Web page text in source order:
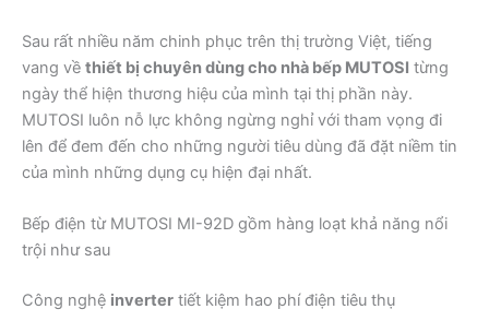
Sau rất nhiều năm chinh phục trên thị trường Việt, tiếng
vang về thiết bị chuyên dùng cho nhà bếp MUTOSI từng
ngày thể hiện thương hiệu của mình tại thị phần này.
MUTOSI luôn nỗ lực không ngừng nghỉ với tham vọng đi
lên để đem đến cho những người tiêu dùng đã đặt niềm tin
của mình những dụng cụ hiện đại nhất.
Bếp điện từ MUTOSI MI-92D gồm hàng loạt khả năng nổi
trội như sau
Công nghệ inverter tiết kiệm hao phí điện tiêu thụ